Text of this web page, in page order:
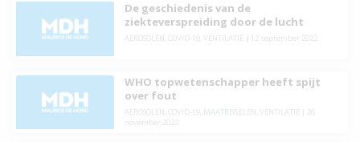
De geschiedenis van de
ziekteverspreiding door de lucht
AEROSOLEN COVID-19, VENTILATIE 12 september 2022
WHO topwetenschapper heeft spijt
over fout
AEROSOLEN COVID-19, MAATREGELEN VENTILATIE
26
november 2022